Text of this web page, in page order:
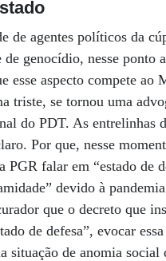
agentes políticos da
genocídio, nesse ponto
esse aspecto compete ao
triste, se tornou uma
do PDT. As entrelinhas
Por que, nesse
falar em “estado de
devido à
que o decreto que
de defesa”, evocar
situação de anomia social